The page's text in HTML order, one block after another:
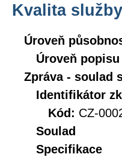
Kvalita služby
Úroveň
Úroveň
Zpráva - soulad
Identifikátor
Kód: CZ-
Soulad
Specifikace